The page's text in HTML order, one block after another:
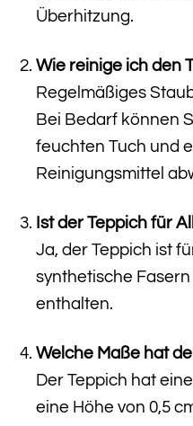
Überhitzung.
Wie reinige ich den
Regelmäßiges
Bei Bedarf können
feuchten Tuch und
Reinigungsmittel
Ist der Teppich für
Ja, der Teppich ist
synthetische
enthalten.
Welche Maße hat
Der Teppich hat
eine Höhe von 0,5